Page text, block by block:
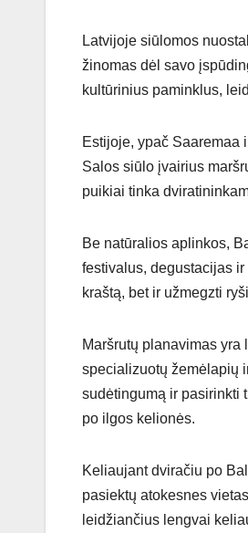
Latvijoje siūlomos
žinomas dėl savo
kultūrinius paminklus,
Estijoje, ypač Saaremaa
Salos siūlo įvairius
puikiai tinka
Be natūralios aplinkos,
festivalus, degustacijas
kraštą, bet ir užmegzti
Maršrutų planavimas
specializuotų žemėlapių
sudėtingumą ir pasirinkti
po ilgos kelionės.
Keliaujant dviračiu po
pasiektų atokesnes
leidžiančius lengvai